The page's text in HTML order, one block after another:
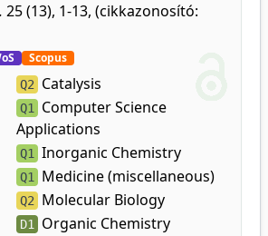
25 (13), 1-13, (cikkazonosító:
Scopus
Q2 Catalysis
Q1
Computer Science
Applications
Q1 Inorganic Chemistry
Q1 Medicine (miscellaneous)
Q2 Molecular Biology
D1 Organic Chemistry